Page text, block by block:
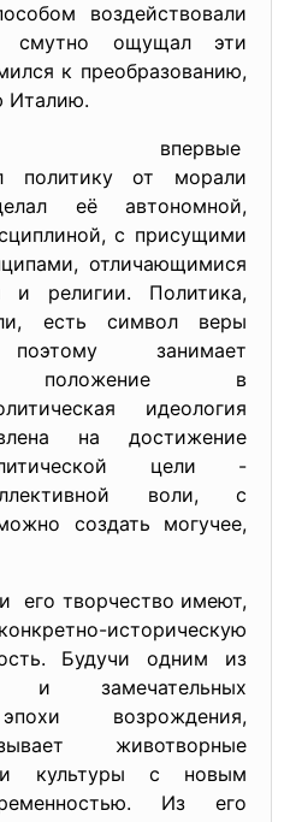
воздействовали
ощущал эти
к преобразованию,
Италию.
впервые
политику от морали
её автономной,
с присущими
отличающимися
и религии. Политика,
есть символ веры
занимает
положение в
идеология
на достижение
цели -
воли, с
создать могучее,
его творчество имеют,
историческую
Будучи одним из
замечательных
возрождения,
животворные
культуры с новым
Из его